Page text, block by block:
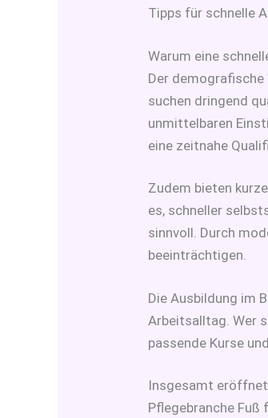
Tipps für schnelle
Warum eine
Der
suchen dringend
unmittelbaren
eine zeitnahe
Zudem bieten
es, schneller
sinnvoll. Durch
beeinträchtigen.
Die Ausbildung im
Arbeitsalltag. Wer
passende Kurse
Insgesamt eröffnet
Pflegebranche